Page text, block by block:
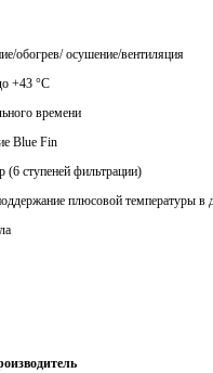
обогрев/ осушение/вентиляция
+43 °C
времени
Blue Fin
(6 ступеней фильтрации)
плюсовой температуры в